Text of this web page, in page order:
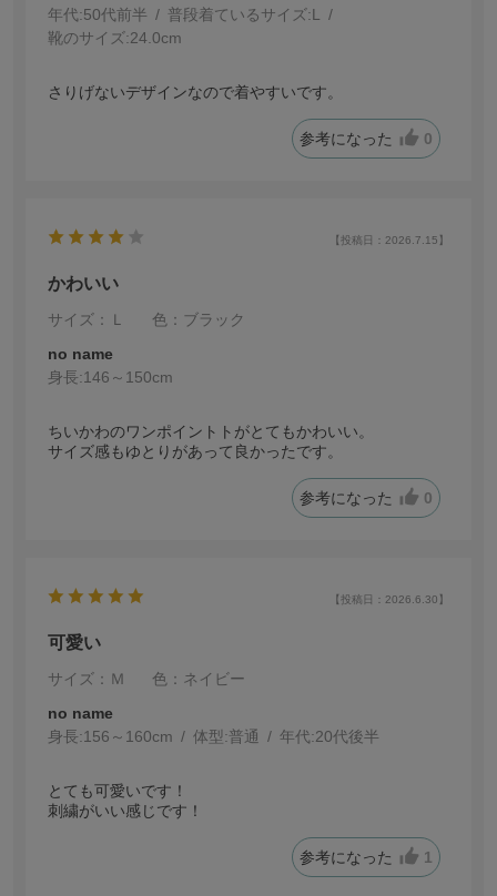
年代:50代前半 普段着ているサイズ:L
靴のサイズ:24.0cm
さりげないデザインなので着やすいです。
参考になった 0
【投稿日：2026.7.15】
かわいい
サイズ：Ｌ
色：ブラック
no name
身長:146～150cm
ちいかわのワンポイントトがとてもかわいい。
サイズ感もゆとりがあって良かったです。
参考になった 0
【投稿日：2026.6.30】
可愛い
サイズ：Ｍ
色：ネイビー
no name
身長:156～160cm 体型:普通 年代:20代後半
とても可愛いです！
刺繍がいい感じです！
参考になった 1